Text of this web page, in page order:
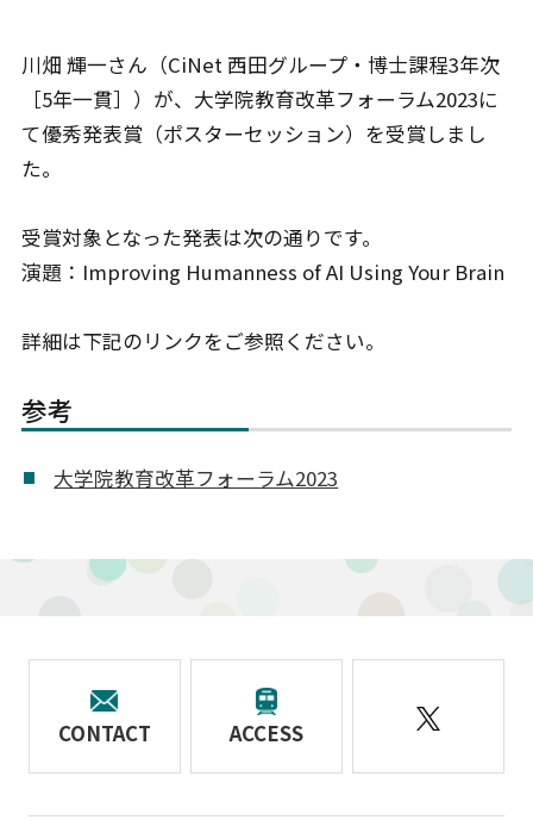
川畑 輝一さん（CiNet 西田グループ・博士課程3年次
［5年一貫］）が、大学院教育改革フォーラム2023に
て優秀発表賞（ポスターセッション）を受賞しまし
た。
受賞対象となった発表は次の通りです。
演題：Improving Humanness of AI Using Your Brain
詳細は下記のリンクをご参照ください。
参考
大学院教育改革フォーラム2023
CONTACT ACCESS